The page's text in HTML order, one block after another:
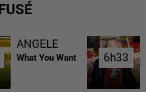
ANGELE
What You Want 6h33
6h33